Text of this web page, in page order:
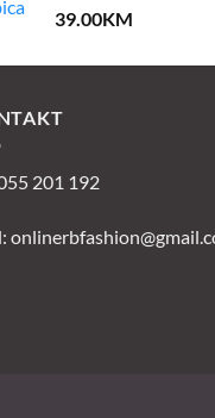
39.00KM
201 192